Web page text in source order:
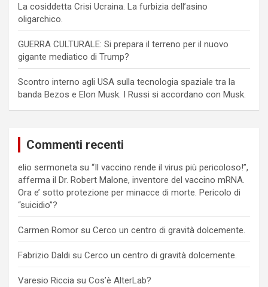
La cosiddetta Crisi Ucraina. La furbizia dell’asino
oligarchico.
GUERRA CULTURALE: Si prepara il terreno per il nuovo
gigante mediatico di Trump?
Scontro interno agli USA sulla tecnologia spaziale tra la
banda Bezos e Elon Musk. I Russi si accordano con Musk.
Commenti recenti
elio sermoneta su “Il vaccino rende il virus più pericoloso!”,
afferma il Dr. Robert Malone, inventore del vaccino mRNA.
Ora e’ sotto protezione per minacce di morte. Pericolo di
“suicidio”?
Carmen Romor su Cerco un centro di gravità dolcemente.
Fabrizio Daldi su Cerco un centro di gravità dolcemente.
Varesio Riccia su Cos’è AlterLab?